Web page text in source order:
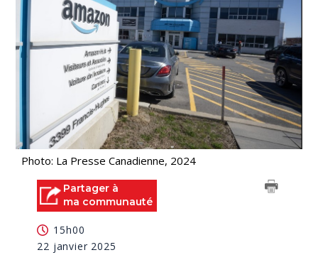
Photo: La Presse Canadienne, 2024
Partager à
ma communauté
15h00
22 janvier 2025